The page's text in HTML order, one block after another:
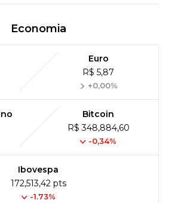
Economia
Euro
R$ 5,87
+0,00%
Bitcoin
R$ 348,884,60
-0,34%
Ibovespa
172,513,42 pts
-1.73%